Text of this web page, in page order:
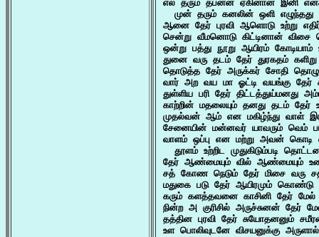
எல் தரும் தபனன் ஏகினான் இனி
முன் தரும் கனலின் ஒளி
ஆனை தேர் புரவி ஆளொடு உற்று
சென்று வீமனொடு கிட்டினான்
ஒன்று பத்து நூறு ஆயிரம்
துனை வரு தடம் தேர் துரகதம்
தொடுத்த தேர் அருக்கர் சோதி
வார் அற வய மா ஓட்டி வயங்கு தேர்
துள்ளிய பரி தேர் திட்டத்துய்மனது
காற்றின் மதலையும் தனது தடம் தேர்
முதல்வன் ஆம் என மகிழ்ந்து வாள்
சேனையின் மன்னவர் யாவரும் வெம்
வாளம் ஒப்பு என மற்று அவன் கொடி
தூளம் உற்றிட முதுகிடும்படி
தேர் ஆண்மையும் வில் ஆண்மையும்
சத் கோண நெடும் தேர் மிசை வரு
மதுகை படு தேர் ஆயிரமும்
கரும் களத்தவனை காசினி தேர்
நின்ற அ குரிசில் அருச்சுனன் தேர்
தத்தின புரவி தேர் சுயோதனனும்
உள பொலிவுடனே விசயனுக்கு